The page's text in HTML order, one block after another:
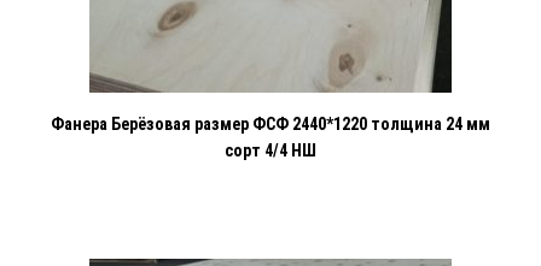
Фанера Берёзовая размер ФСФ 2440*1220 толщина 24 мм
сорт 4/4 НШ